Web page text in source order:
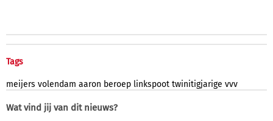
Tags
meijers volendam aaron beroep linkspoot twinitigjarige vvv
Wat vind jij van dit nieuws?